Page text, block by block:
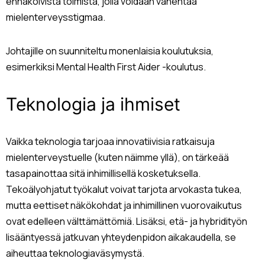
mielenterveysstigmaa.
Johtajille on suunniteltu monenlaisia koulutuksia,
esimerkiksi Mental Health First Aider -koulutus.
Teknologia ja ihmiset
Vaikka teknologia tarjoaa innovatiivisia ratkaisuja
mielenterveystuelle (kuten näimme yllä), on tärkeää
tasapainottaa sitä inhimillisellä kosketuksella.
Tekoälyohjatut työkalut voivat tarjota arvokasta tukea,
mutta eettiset näkökohdat ja inhimillinen vuorovaikutus
ovat edelleen välttämättömiä. Lisäksi, etä- ja hybridityön
lisääntyessä jatkuvan yhteydenpidon aikakaudella, se
aiheuttaa teknologiaväsymystä.